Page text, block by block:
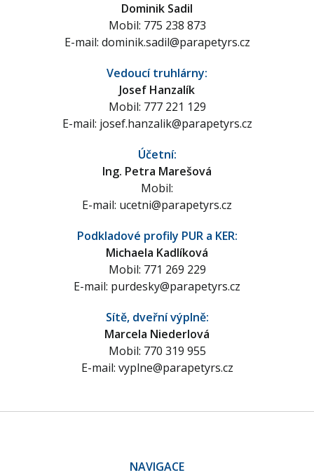
Dominik Sadil
Mobil: 775 238 873
E-mail: dominik.sadil@parapetyrs.cz
Vedoucí truhlárny:
Josef Hanzalík
Mobil: 777 221 129
E-mail: josef.hanzalik@parapetyrs.cz
Účetní:
Ing. Petra Marešová
Mobil:
E-mail: ucetni@parapetyrs.cz
Podkladové profily PUR a KER:
Michaela Kadlíková
Mobil: 771 269 229
E-mail: purdesky@parapetyrs.cz
Sítě, dveřní výplně:
Marcela Niederlová
Mobil: 770 319 955
E-mail: vyplne@parapetyrs.cz
NAVIGACE